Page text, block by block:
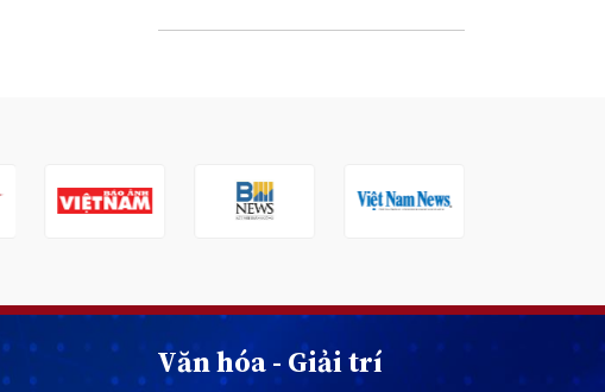
Văn hóa - Giải trí